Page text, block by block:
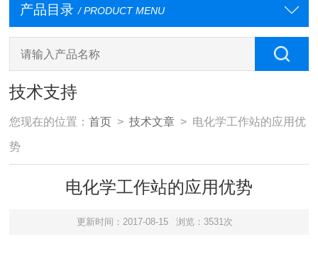
产品目录 / PRODUCT MENU
技术支持
您现在的位置：首页 >技术文章 > 电化学工作站的应用优
势
电化学工作站的应用优势
更新时间：2017-08-15 浏览：3531次